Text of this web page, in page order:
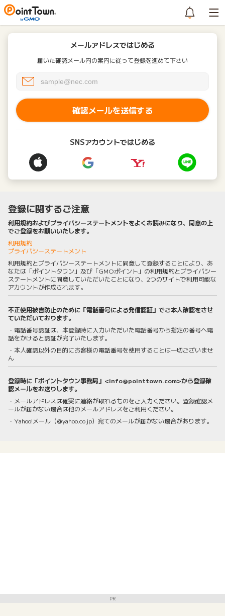
メールアドレスではじめる
届いた確認メール内の案内に従って登録を進めて下さい
確認メールを送信する
SNSアカウントではじめる
登録に関するご注意
利用規約およびプライバシーステートメントをよくお読みになり、同意の上
でご登録をお願いいたします。
利用規約
プライバシーステートメント
利用規約とプライバシーステートメントに同意して登録することにより、あ
なたは「ポイントタウン」及び「GMOポイント」の利用規約とプライバシー
ステートメントに同意していただいたことになり、2つのサイトで利用可能な
アカウントが作成されます。
不正使用被害防止のために「電話番号による発信認証」でご本人確認をさせ
ていただいております。
・電話番号認証は、本登録時に入力いただいた電話番号から指定の番号へ電
話をかけると認証が完了いたします。
・本人確認以外の目的にお客様の電話番号を使用することは一切ございませ
ん
登録時に「ポイントタウン事務局」<info@pointtown.com>から登録確
認メールをお送りします。
・メールアドレスは確実に連絡が取れるものをご入力ください。登録確認メ
ールが届かない場合は他のメールアドレスをご利用ください。
・Yahoo!メール（@yahoo.co.jp）宛てのメールが届かない場合があります。
PR